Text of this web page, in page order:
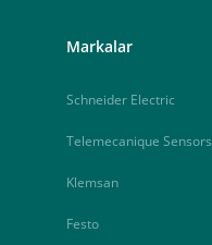
Markalar
Schneider Electric
Telemecanique Sensors
Klemsan
Festo